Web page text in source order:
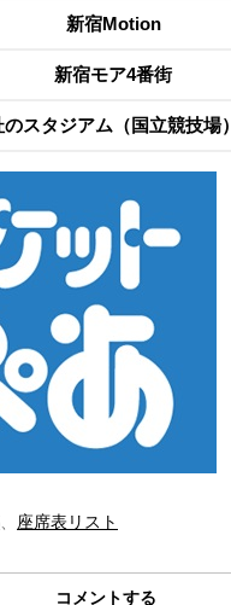
新宿Motion
新宿モア4番街
のスタジアム（国立競技場）
座席表リスト
コメントする